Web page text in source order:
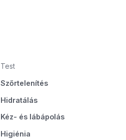
Test
Szőrtelenítés
Hidratálás
Kéz- és lábápolás
Higiénia